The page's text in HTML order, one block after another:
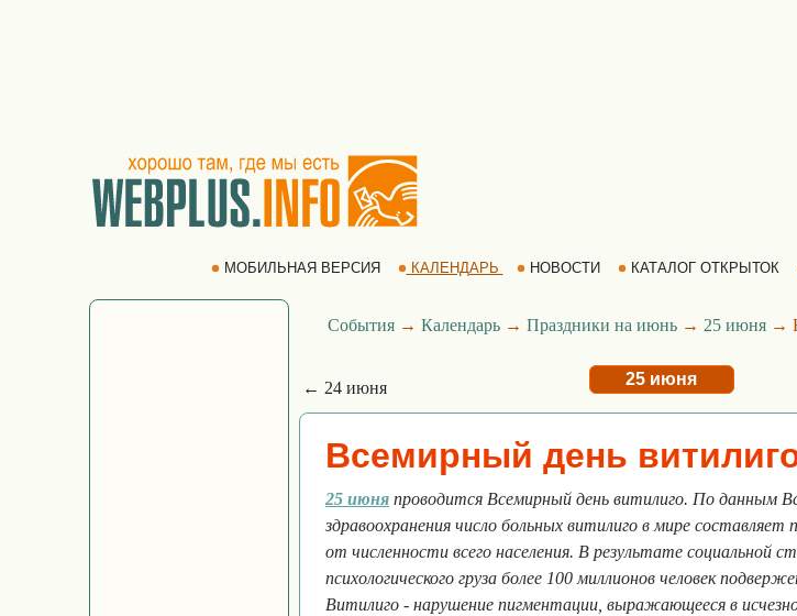
МОБИЛЬНАЯ ВЕРСИЯ КАЛЕНДАРЬ НОВОСТИ КАТАЛОГ ОТКРЫТОК
События → Календарь → Праздники на июнь → 25 июня →
← 24 июня 25 июня
Всемирный день
25 июня проводится Всемирный день витилиго. По данным
здравоохранения число больных витилиго в мире составляет
от численности всего населения. В результате социальной
психологического груза более 100 миллионов человек
Витилиго - нарушение пигментации, выражающееся в